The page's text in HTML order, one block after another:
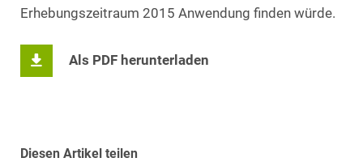
Erhebungszeitraum 2015 Anwendung finden würde.
Als PDF herunterladen
Diesen Artikel teilen